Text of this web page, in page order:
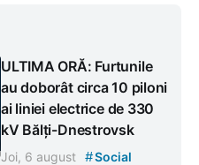
ULTIMA ORĂ: Furtunile
au doborât circa 10 piloni
ai liniei electrice de 330
kV Bălți-Dnestrovsk
Joi, 6 august #Social